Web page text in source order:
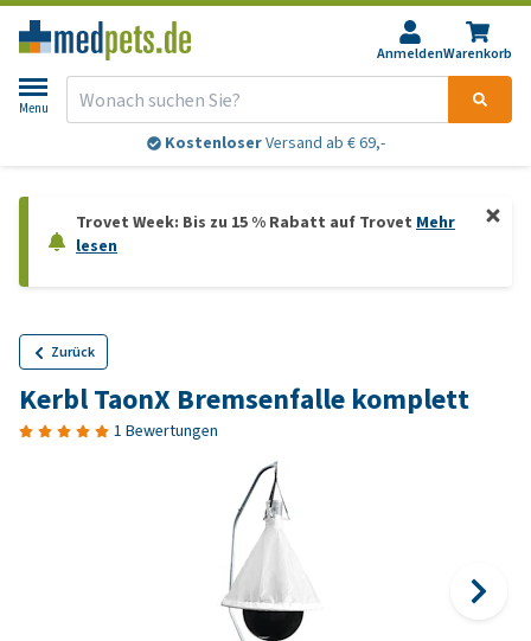
AnmeldenWarenkorb
Menu
KostenloserVersand ab € 69,-
Trovet Week: Bis zu 15 % Rabatt auf Trovet Mehr
lesen
Zurück
Kerbl TaonX Bremsenfalle komplett
1 Bewertungen